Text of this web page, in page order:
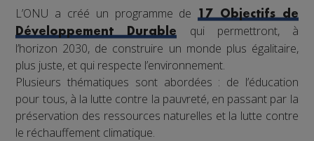
L’ONU a créé un programme de17 Objectifs de
Développement Durable
qui permettront, à
l’horizon 2030, de construire un monde plus égalitaire,
plus juste, et qui respecte l’environnement.
Plusieurs thématiques sont abordées : de l’éducation
pour tous, à la lutte contre la pauvreté, en passant par la
préservation des ressources naturelles et la lutte contre
le réchauffement climatique.